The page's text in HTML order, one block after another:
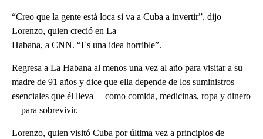
“Creo que la gente está loca si va a Cuba a invertir”, dijo
Lorenzo, quien creció en La
Habana, a CNN. “Es una idea horrible”.
Regresa a La Habana al menos una vez al año para visitar a su
madre de 91 años y dice que ella depende de los suministros
esenciales que él lleva —como comida, medicinas, ropa y dinero
—para sobrevivir.
Lorenzo, quien visitó Cuba por última vez a principios de